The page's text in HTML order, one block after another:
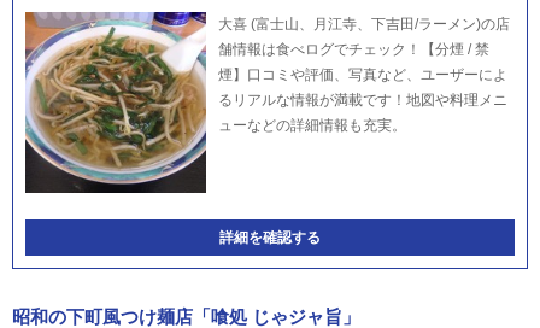
大喜 (富士山、月江寺、下吉田/ラーメン)の店
舗情報は食べログでチェック！【分煙 / 禁
煙】口コミや評価、写真など、ユーザーによ
るリアルな情報が満載です！地図や料理メニ
ューなどの詳細情報も充実。
詳細を確認する
昭和の下町風つけ麺店「喰処 じゃジャ旨」